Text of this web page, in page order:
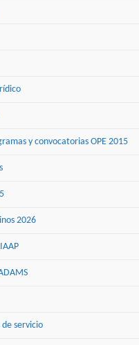
y convocatorias OPE 2015
2026
de servicio